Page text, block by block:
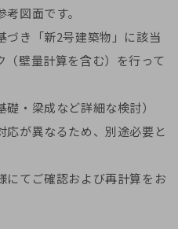
図面です。
づき「新2号建築物」に該当
（壁量計算を含む）を行って
・梁成など詳細な検討）
応が異なるため、別途必要と
にてご確認および再計算をお